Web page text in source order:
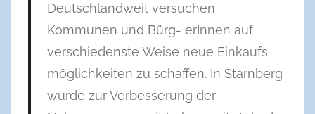
Deutschlandweit versuchen
Kommunen und Bürg- erInnen auf
verschiedenste Weise neue Einkaufs-
möglichkeiten zu schaffen. In Starnberg
wurde zur Verbesserung der